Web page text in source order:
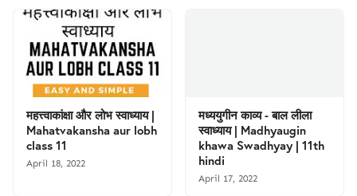
महत्त्वाकांक्षा और लोभ स्वाध्याय |
Mahatvakansha aur lobh
class 11
April 18, 2022
मध्ययुगीन काव्य - बाल लीला
स्वाध्याय | Madhyaugin
khawa Swadhyay | 11th
hindi
April 17, 2022